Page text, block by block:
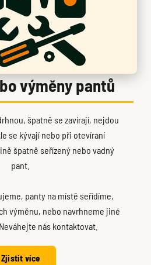
výměny pantů
špatně se zavírají, nejdou
se kývají nebo při otevíraní
špatně seřízený nebo vadný
pant.
panty na místě seřídíme,
výměnu, nebo navrhneme jiné
nás kontaktovat.
Zjistit více